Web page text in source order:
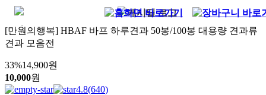
[만원의행복] HBAF 바프 하루견과 50봉/100봉 대용량 견과류
견과 모음전
33%14,900원
10,000원
4.8(640)